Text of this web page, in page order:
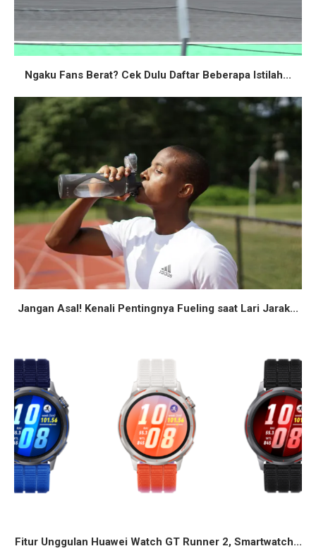
Ngaku Fans Berat? Cek Dulu Daftar Beberapa Istilah...
Jangan Asal! Kenali Pentingnya Fueling saat Lari Jarak...
Fitur Unggulan Huawei Watch GT Runner 2, Smartwatch...